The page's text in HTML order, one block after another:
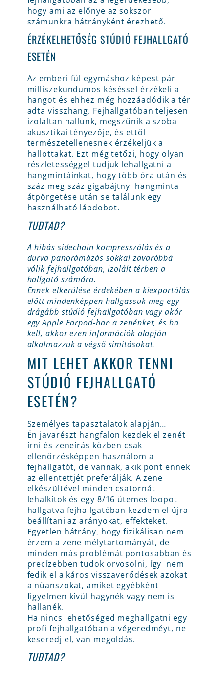
hogy ami az előnye az sokszor
számunkra hátrányként érezhető.
ÉRZÉKELHETŐSÉG STÚDIÓ FEJHALLGATÓ
ESETÉN
Az emberi fül egymáshoz képest pár
milliszekundumos késéssel érzékeli a
hangot és ehhez még hozzáadódik a tér
adta visszhang. Fejhallgatóban teljesen
izoláltan hallunk, megszűnik a szoba
akusztikai tényezője, és ettől
természetellenesnek érzékeljük a
hallottakat. Ezt még tetőzi, hogy olyan
részletességgel tudjuk lehallgatni a
hangmintáinkat, hogy több óra után és
száz meg száz gigabájtnyi hangminta
átpörgetése után se találunk egy
használható lábdobot.
TUDTAD?
A hibás sidechain kompresszálás és a
durva panorámázás sokkal zavaróbbá
válik fejhallgatóban, izolált térben a
hallgató számára.
Ennek elkerülése érdekében a kiexportálás
előtt mindenképpen hallgassuk meg egy
drágább stúdió fejhallgatóban vagy akár
egy Apple Earpod-ban a zenénket, és ha
kell, akkor ezen információk alapján
alkalmazzuk a végső simításokat.
MIT LEHET AKKOR TENNI
STÚDIÓ FEJHALLGATÓ
ESETÉN?
Személyes tapasztalatok alapján…
Én javarészt hangfalon kezdek el zenét
írni és zeneírás közben csak
ellenőrzésképpen használom a
fejhallgatót, de vannak, akik pont ennek
az ellentettjét preferálják. A zene
elkészültével minden csatornát
lehalkítok és egy 8/16 ütemes loopot
hallgatva fejhallgatóban kezdem el újra
beállítani az arányokat, effekteket.
Egyetlen hátrány, hogy fizikálisan nem
érzem a zene mélytartományát, de
minden más problémát pontosabban és
precízebben tudok orvosolni, így nem
fedik el a káros visszaverődések azokat
a nüanszokat, amiket egyébként
figyelmen kívül hagynék vagy nem is
hallanék.
Ha nincs lehetőséged meghallgatni egy
profi fejhallgatóban a végeredméyt, ne
keseredj el, van megoldás.
TUDTAD?